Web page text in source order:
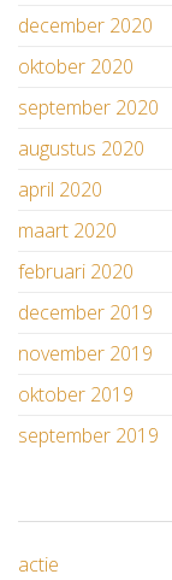
december 2020
oktober 2020
september 2020
augustus 2020
april 2020
maart 2020
februari 2020
december 2019
november 2019
oktober 2019
september 2019
actie